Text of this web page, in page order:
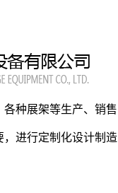
种展架等生产、销售
进行定制化设计制造